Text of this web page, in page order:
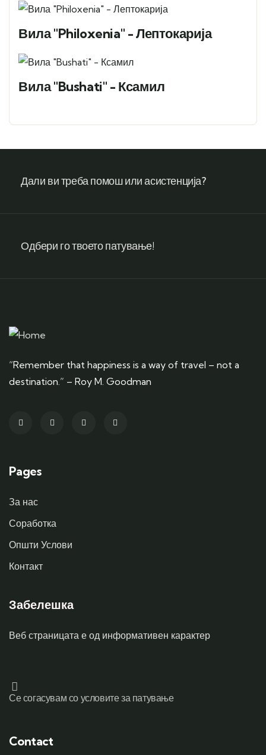
Вила "Philoxenia" - Лептокарија
Вила "Bushati" - Ксамил
Дали ви треба помош или асистенција?
Одбери го твоето патување!
“Remember that happiness is a way of travel – not a
destination.” – Roy M. Goodman
Pages
За нас
Соработка
Општи Услови
Контакт
Забелешка
Веб страницата е од информативен карактер
Се согасувам со условите за патување
Contact